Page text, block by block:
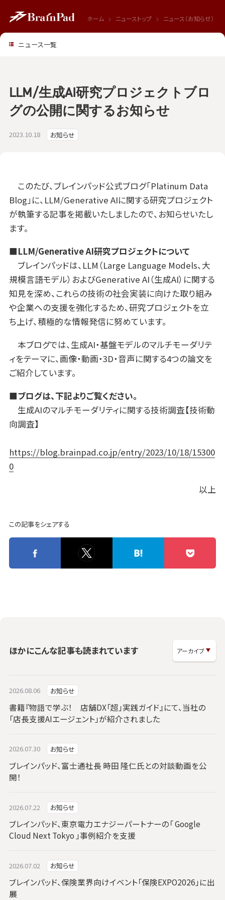
ホーム ニューストップ ニュース（お知らせ）
2023.10.18 お知らせ
LLM/生成AI研究プロジェクトブロ
グの公開に関するお知らせ
このたび、ブレインパッド公式ブログ「Platinum Data
Blog」に、LLM/Generative AIに関する研究プロジェクト
が執筆する記事を掲載いたしましたので、お知らせいたし
ます。
■LLM/Generative AI研究プロジェクトについて
ブレインパッドは、LLM（Large Language Models、大
規模言語モデル）およびGenerative AI（生成AI）に関する
知見を深め、これらの技術の社会実装に向けた取り組み
や企業への支援を強化するため、研究プロジェクトを立
ち上げ、積極的な情報発信に努めています。
本ブログでは、生成AI・基盤モデルのマルチモーダリテ
ィをテーマに、画像・動画・3D・音声に関する4つの論文を
ご紹介しています。
■ブログは、下記よりご覧ください。
生成AIのマルチモーダリティに関する技術調査【技術動
向調査】
https://blog.brainpad.co.jp/entry/2023/10/18/15300
0
以上
この記事をシェアする
ほかにこんな記事も読まれています
2026.08.06 お知らせ
書籍『物語で学ぶ！ 店舗DX「超」実践ガイド』にて、当社の
「店長支援AIエージェント」が紹介されました
2026.07.30 お知らせ
ブレインパッド、富士通社長 時田 隆仁氏との対談動画を公
開！
2026.07.22 お知らせ
ブレインパッド、東京電力エナジーパートナーの「 Google
Cloud Next Tokyo 」事例紹介を支援
2026.07.02 お知らせ
ブレインパッド、保険業界向けイベント「保険EXPO2026」に出
展
ニュース一覧